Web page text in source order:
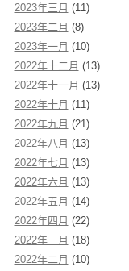
2023年三月 (11)
2023年二月 (8)
2023年一月 (10)
2022年十二月 (13)
2022年十一月 (13)
2022年十月 (11)
2022年九月 (21)
2022年八月 (13)
2022年七月 (13)
2022年六月 (13)
2022年五月 (14)
2022年四月 (22)
2022年三月 (18)
2022年二月 (10)